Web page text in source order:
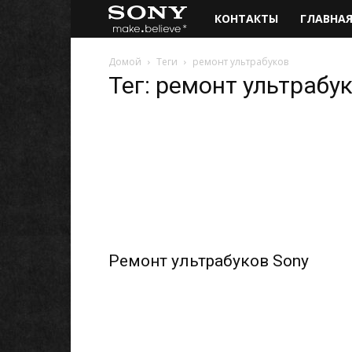
Ремонт
Sony,
КОНТАКТЫ ГЛАВНАЯ
Домой Теги ремонт ультрабуков
Тег: ремонт
Ремонт ультрабуков Sony